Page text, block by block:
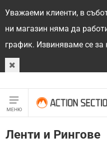
Уважаеми клиенти, в
ни магазин няма да
график. Извиняваме се за
Ленти и Рингове